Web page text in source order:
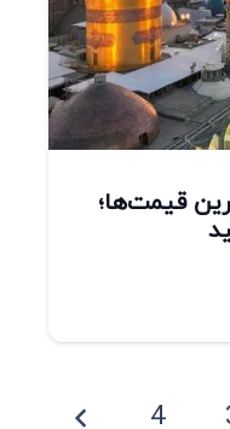
قیمت‌ها؛
4